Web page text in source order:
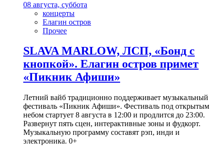
08 августа, суббота
концерты
Елагин остров
Прочее
SLAVA MARLOW, ЛСП, «Бонд с
кнопкой». Елагин остров примет
«Пикник Афиши»
Летний вайб традиционно поддерживает музыкальный
фестиваль «Пикник Афиши». Фестиваль под открытым
небом стартует 8 августа в 12:00 и продлится до 23:00.
Развернут пять сцен, интерактивные зоны и фудкорт.
Музыкальную программу составят рэп, инди и
электроника. 0+